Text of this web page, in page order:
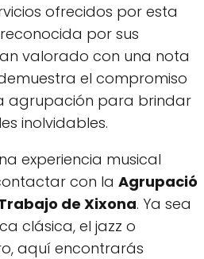
ofrecidos por esta
por sus
valorado con una nota
el compromiso
agrupación para brindar
inolvidables.
experiencia musical
con la Agrupació
de Xixona. Ya sea
clásica, el jazz o
aquí encontrarás